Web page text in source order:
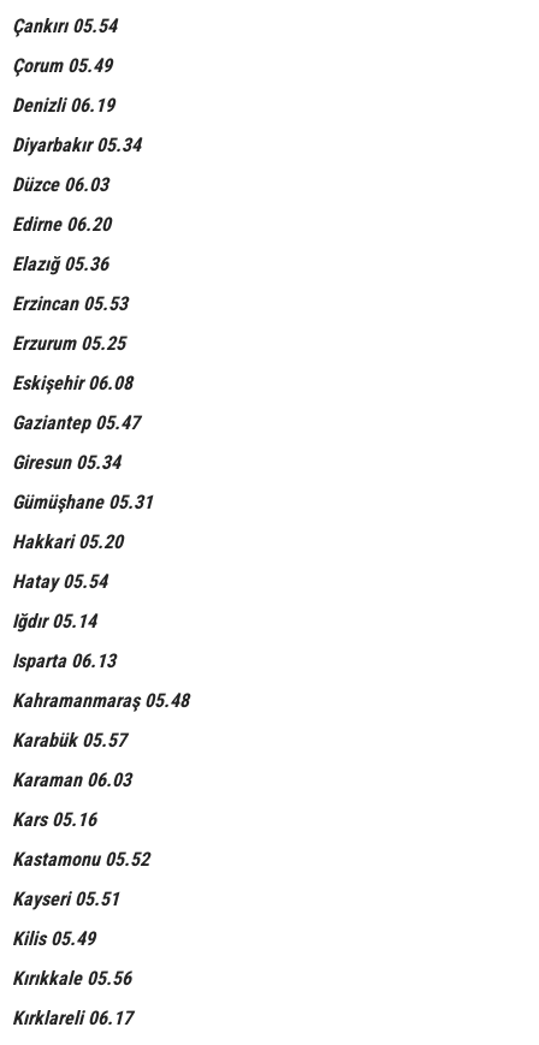
Çankırı 05.54
Çorum 05.49
Denizli 06.19
Diyarbakır 05.34
Düzce 06.03
Edirne 06.20
Elazığ 05.36
Erzincan 05.53
Erzurum 05.25
Eskişehir 06.08
Gaziantep 05.47
Giresun 05.34
Gümüşhane 05.31
Hakkari 05.20
Hatay 05.54
Iğdır 05.14
Isparta 06.13
Kahramanmaraş 05.48
Karabük 05.57
Karaman 06.03
Kars 05.16
Kastamonu 05.52
Kayseri 05.51
Kilis 05.49
Kırıkkale 05.56
Kırklareli 06.17